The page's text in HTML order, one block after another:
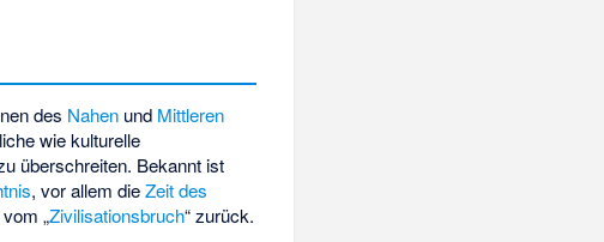
des Nahen und Mittleren
wie kulturelle
überschreiten. Bekannt ist
, vor allem dieZeit des
„Zivilisationsbruch“ zurück.